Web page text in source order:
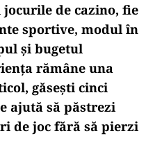
jocurile de cazino, fie
sportive, modul în
și bugetul
rămâne una
găsești cinci
ajută să păstrezi
de joc fără să pierzi